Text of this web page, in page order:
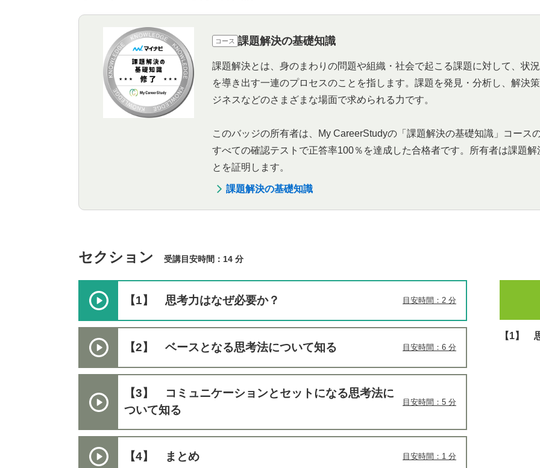
コース 課題解決の基礎知識
課題解決とは、身のまわりの問題や組織・社会で起こる課題に対して、状
を導き出す一連のプロセスのことを指します。課題を発見・分析し、解決
ジネスなどのさまざまな場面で求められる力です。
このバッジの所有者は、My CareerStudyの「課題解決の基礎知識」コース
すべての確認テストで正答率100％を達成した合格者です。所有者は課題
とを証明します。
課題解決の基礎知識
セクション 受講目安時間：14 分
【1】 思考力はなぜ必要か？ 目安時間：2 分
【2】 ベースとなる思考法について知る 目安時間：6 分
【3】 コミュニケーションとセットになる思考法に
ついて知る
目安時間：5 分
【4】 まとめ 目安時間：1 分
【1】